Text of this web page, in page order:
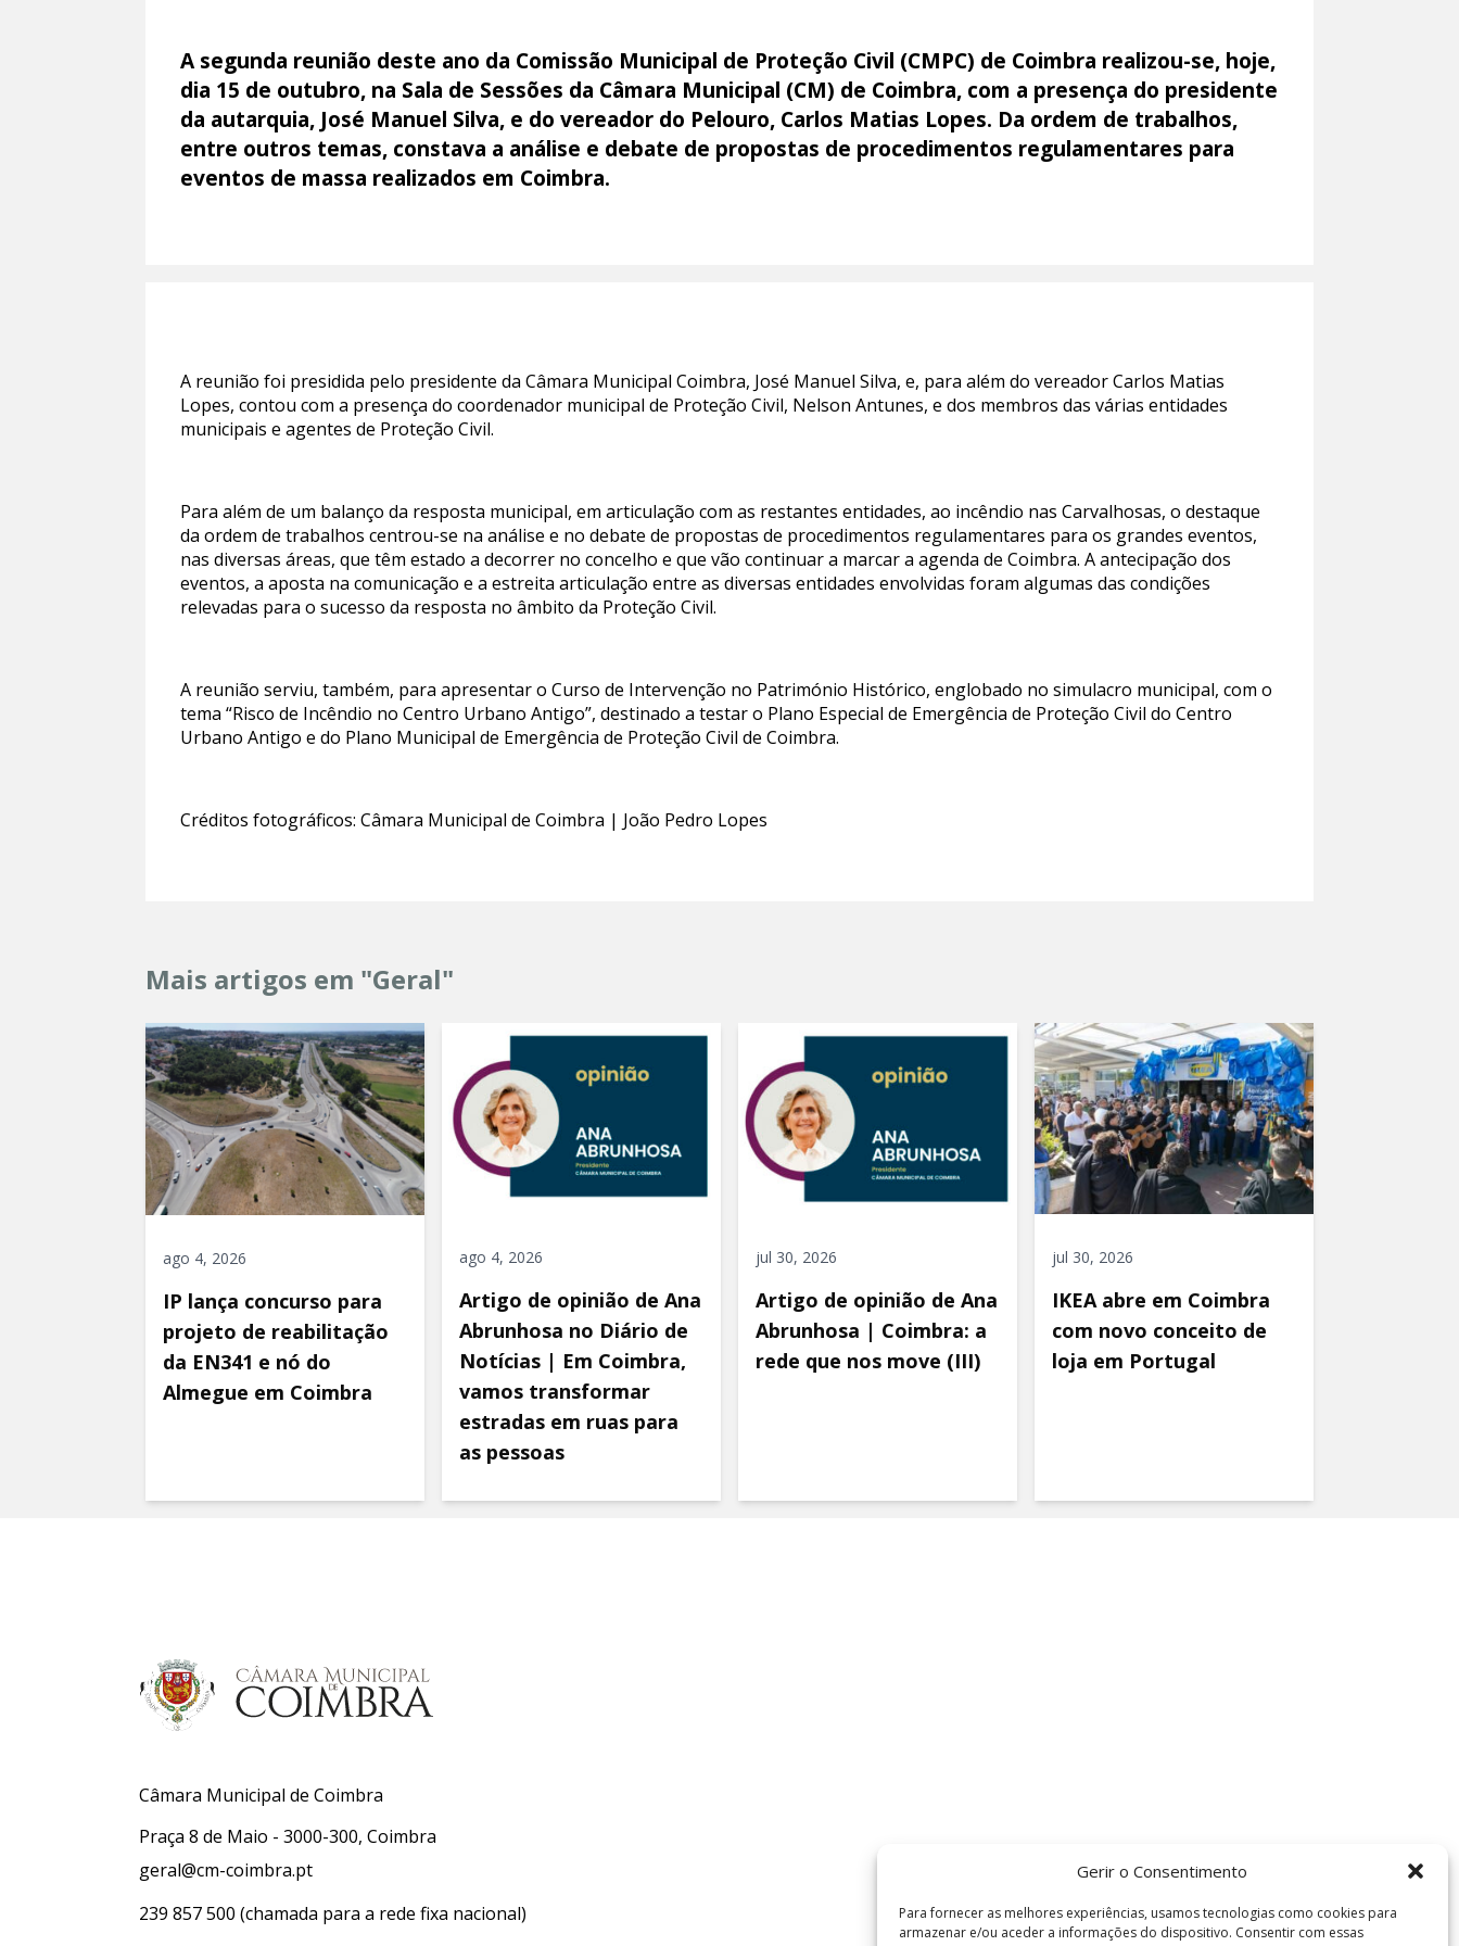
Gerir o Consentimento
Para fornecer as melhores experiências, usamos tecnologias como cookies para
armazenar e/ou aceder a informações do dispositivo. Consentir com essas
A segunda reunião deste ano da Comissão Municipal de Proteção Civil (CMPC) de Coimbra realizou-se, hoje,
dia 15 de outubro, na Sala de Sessões da Câmara Municipal (CM) de Coimbra, com a presença do presidente
da autarquia, José Manuel Silva, e do vereador do Pelouro, Carlos Matias Lopes. Da ordem de trabalhos,
entre outros temas, constava a análise e debate de propostas de procedimentos regulamentares para
eventos de massa realizados em Coimbra.
A reunião foi presidida pelo presidente da Câmara Municipal Coimbra, José Manuel Silva, e, para além do vereador Carlos Matias
Lopes, contou com a presença do coordenador municipal de Proteção Civil, Nelson Antunes, e dos membros das várias entidades
municipais e agentes de Proteção Civil.
Para além de um balanço da resposta municipal, em articulação com as restantes entidades, ao incêndio nas Carvalhosas, o destaque
da ordem de trabalhos centrou-se na análise e no debate de propostas de procedimentos regulamentares para os grandes eventos,
nas diversas áreas, que têm estado a decorrer no concelho e que vão continuar a marcar a agenda de Coimbra. A antecipação dos
eventos, a aposta na comunicação e a estreita articulação entre as diversas entidades envolvidas foram algumas das condições
relevadas para o sucesso da resposta no âmbito da Proteção Civil.
A reunião serviu, também, para apresentar o Curso de Intervenção no Património Histórico, englobado no simulacro municipal, com o
tema “Risco de Incêndio no Centro Urbano Antigo”, destinado a testar o Plano Especial de Emergência de Proteção Civil do Centro
Urbano Antigo e do Plano Municipal de Emergência de Proteção Civil de Coimbra.
Créditos fotográficos: Câmara Municipal de Coimbra | João Pedro Lopes
Mais artigos em "Geral"
ago 4, 2026
IP lança concurso para
projeto de reabilitação
da EN341 e nó do
Almegue em Coimbra
ago 4, 2026
Artigo de opinião de Ana
Abrunhosa no Diário de
Notícias | Em Coimbra,
vamos transformar
estradas em ruas para
as pessoas
jul 30, 2026
Artigo de opinião de Ana
Abrunhosa | Coimbra: a
rede que nos move (III)
jul 30, 2026
IKEA abre em Coimbra
com novo conceito de
loja em Portugal
Câmara Municipal de Coimbra
Praça 8 de Maio - 3000-300, Coimbra
geral@cm-coimbra.pt
239 857 500 (chamada para a rede fixa nacional)